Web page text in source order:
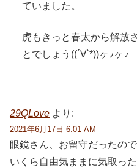
ていました。
虎もきっと春太から解放
とでしょう((´∀`*))ヶﾗヶﾗ
29QLove より:
2021年6月17日 6:01 AM
眼鏡さん、お留守だったので
いくら自由気ままに気取っ